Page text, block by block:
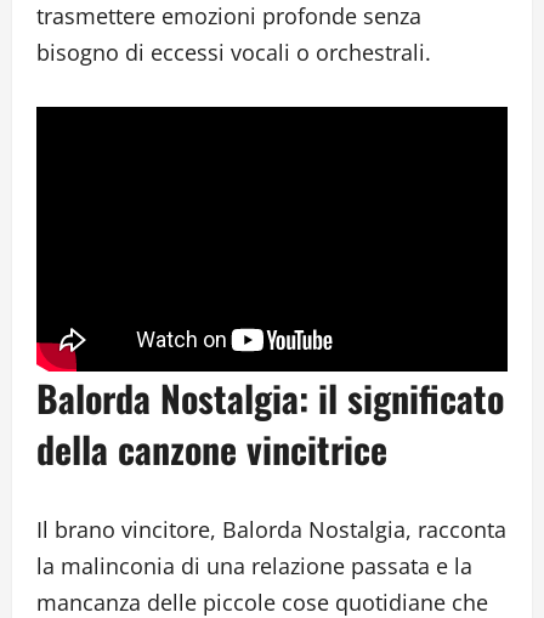
trasmettere emozioni profonde senza
bisogno di eccessi vocali o orchestrali.
Balorda Nostalgia: il significato
della canzone vincitrice
Il brano vincitore, Balorda Nostalgia, racconta
la malinconia di una relazione passata e la
mancanza delle piccole cose quotidiane che